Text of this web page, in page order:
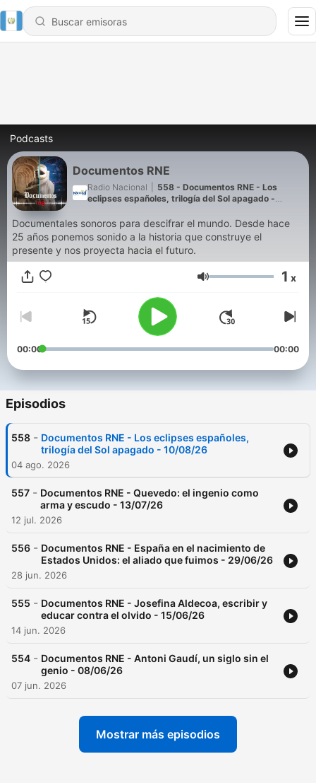
Podcasts
Documentos RNE
Radio Nacional
558 - Documentos RNE - Los
eclipses españoles, trilogía del Sol apagado -
Documentales sonoros para descifrar el mundo. Desde hace
25 años ponemos sonido a la historia que construye el
presente y nos proyecta hacia el futuro.
Volumen 1 x
00:00 00:00
Episodios
558 - Documentos RNE - Los eclipses españoles,
trilogía del Sol apagado - 10/08/26
04 ago. 2026
557 - Documentos RNE - Quevedo: el ingenio como
arma y escudo - 13/07/26
12 jul. 2026
556 - Documentos RNE - España en el nacimiento de
Estados Unidos: el aliado que fuimos - 29/06/26
28 jun. 2026
555 - Documentos RNE - Josefina Aldecoa, escribir y
educar contra el olvido - 15/06/26
14 jun. 2026
554 - Documentos RNE - Antoni Gaudí, un siglo sin el
genio - 08/06/26
07 jun. 2026
Mostrar más episodios